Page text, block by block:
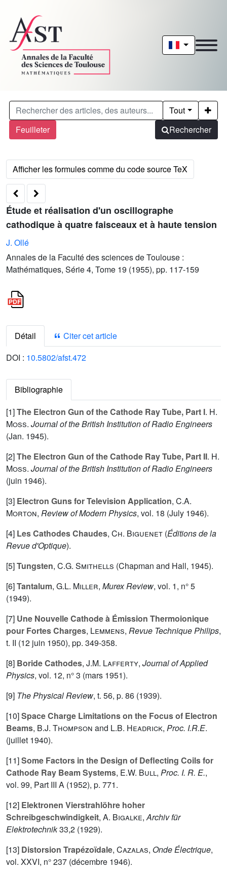
Feuilleter
Tout
Rechercher
Étude et réalisation d'un oscillographe
cathodique à quatre faisceaux et à haute tension
J. Ollé
Annales de la Faculté des sciences de Toulouse :
Mathématiques, Série 4, Tome 19 (1955), pp. 117-159
Détail
Citer cet article
DOI : 10.5802/afst.472
Bibliographie
[1]The Electron Gun of the Cathode Ray Tube, Part I. H.
Moss. Journal of the British Institution of Radio Engineers
(Jan. 1945).
[2]The Electron Gun of the Cathode Ray Tube, Part II. H.
Moss. Journal of the British Institution of Radio Engineers
(juin 1946).
[3] Electron Guns for Television Application, C.A.
Morton, Review of Modern Physics, vol. 18 (July 1946).
[4] Les Cathodes Chaudes, Ch. Biguenet (Éditions de la
Revue d'Optique).
[5]Tungsten, C.G. Smithells (Chapman and Hall, 1945).
[6]Tantalum, G.L. Miller, Murex Review, vol. 1, n° 5
(1949).
[7] Une Nouvelle Cathode à Émission Thermoionique
pour Fortes Charges, Lemmens, Revue Technique Philips,
t. II (12 juin 1950), pp. 349-358.
[8] Boride Cathodes, J.M. Lafferty, Journal of Applied
Physics, vol. 12, n° 3 (mars 1951).
[9] The Physical Review, t. 56, p. 86 (1939).
[10]Space Charge Limitations on the Focus of Electron
Beams, B.J. Thompson and L.B. Headrick, Proc. I.R.E.
(juillet 1940).
[11]Some Factors in the Design of Deflecting Coils for
Cathode Ray Beam Systems, E.W. Bull, Proc. I. R. E.,
vol. 99, Part III A (1952), p. 771.
[12] Elektronen Vierstrahlöhre hoher
Schreibgeschwindigkeit, A. Bigalke,Archiv für
Elektrotechnik33,2 (1929).
[13] Distorsion Trapézoïdale, Cazalas, Onde Électrique,
vol. XXVI, n° 237 (décembre 1946).